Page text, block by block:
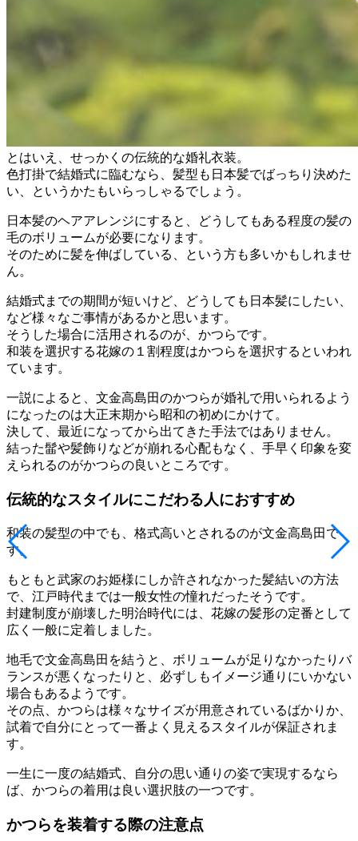
とはいえ、せっかくの伝統的な婚礼衣装。
色打掛で結婚式に臨むなら、髪型も日本髪でばっちり決めた
い、というかたもいらっしゃるでしょう。
日本髪のヘアアレンジにすると、どうしてもある程度の髪の
毛のボリュームが必要になります。
そのために髪を伸ばしている、という方も多いかもしれませ
ん。
結婚式までの期間が短いけど、どうしても日本髪にしたい、
など様々なご事情があるかと思います。
そうした場合に活用されるのが、かつらです。
和装を選択する花嫁の１割程度はかつらを選択するといわれ
ています。
一説によると、文金高島田のかつらが婚礼で用いられるよう
になったのは大正末期から昭和の初めにかけて。
決して、最近になってから出てきた手法ではありません。
結った髷や髪飾りなどが崩れる心配もなく、手早く印象を変
えられるのがかつらの良いところです。
伝統的なスタイルにこだわる人におすすめ
和装の髪型の中でも、格式高いとされるのが文金高島田で
す。
もともと武家のお姫様にしか許されなかった髪結いの方法
で、江戸時代までは一般女性の憧れだったそうです。
封建制度が崩壊した明治時代には、花嫁の髪形の定番として
広く一般に定着しました。
地毛で文金高島田を結うと、ボリュームが足りなかったりバ
ランスが悪くなったりと、必ずしもイメージ通りにいかない
場合もあるようです。
その点、かつらは様々なサイズが用意されているばかりか、
試着で自分にとって一番よく見えるスタイルが保証されま
す。
一生に一度の結婚式、自分の思い通りの姿で実現するなら
ば、かつらの着用は良い選択肢の一つです。
かつらを装着する際の注意点